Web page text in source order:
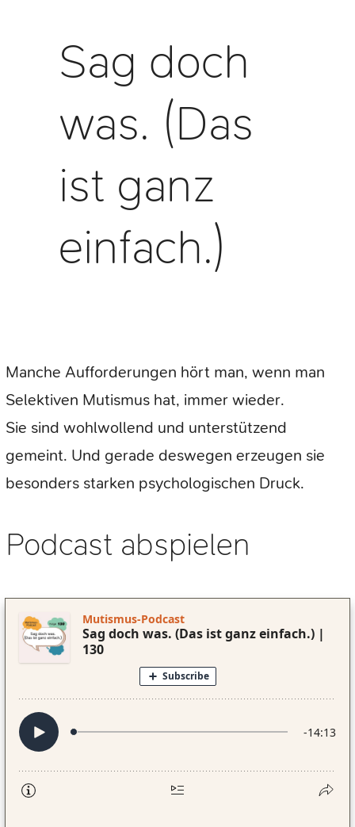
Sag doch
was. (Das
ist ganz
einfach.)
Manche Aufforderungen hört man, wenn man
Selektiven Mutismus hat, immer wieder.
Sie sind wohlwollend und unterstützend
gemeint. Und gerade deswegen erzeugen sie
besonders starken psychologischen Druck.
Podcast abspielen